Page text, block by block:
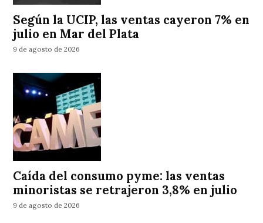
Según la UCIP, las ventas cayeron 7% en
julio en Mar del Plata
9 de agosto de 2026
Caída del consumo pyme: las ventas
minoristas se retrajeron 3,8% en julio
9 de agosto de 2026